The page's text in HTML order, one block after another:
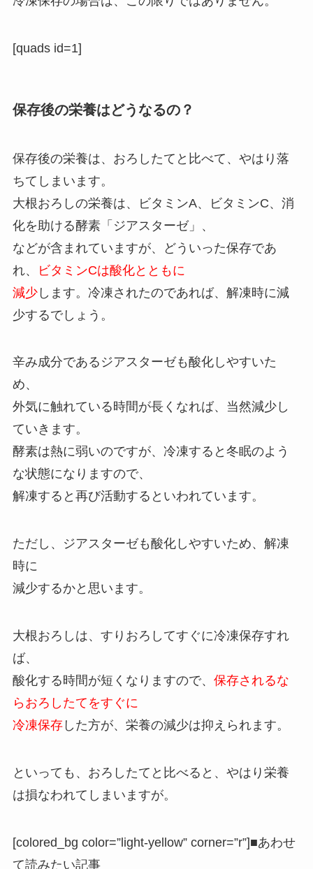
[quads id=1]
保存後の栄養はどうなるの？
保存後の栄養は、おろしたてと比べて、やはり落
ちてしまいます。
大根おろしの栄養は、ビタミンA、ビタミンC、消
化を助ける酵素「ジアスターゼ」、
などが含まれていますが、どういった保存であ
れ、
ビタミンCは酸化とともに
減少します。冷凍されたのであれば、解凍時に減
少するでしょう。
辛み成分であるジアスターゼも酸化しやすいた
め、
外気に触れている時間が長くなれば、当然減少し
ていきます。
酵素は熱に弱いのですが、冷凍すると冬眠のよう
な状態になりますので、
解凍すると再び活動するといわれています。
ただし、ジアスターゼも酸化しやすいため、解凍
時に
減少するかと思います。
大根おろしは、すりおろしてすぐに冷凍保存すれ
ば、
酸化する時間が短くなりますので、 保存されるな
らおろしたてをすぐに
冷凍保存した方が、栄養の減少は抑えられます。
といっても、おろしたてと比べると、やはり栄養
は損なわれてしまいますが。
[colored_bg color=”light‐yellow” corner=”r”]■あわせ
て読みたい記事